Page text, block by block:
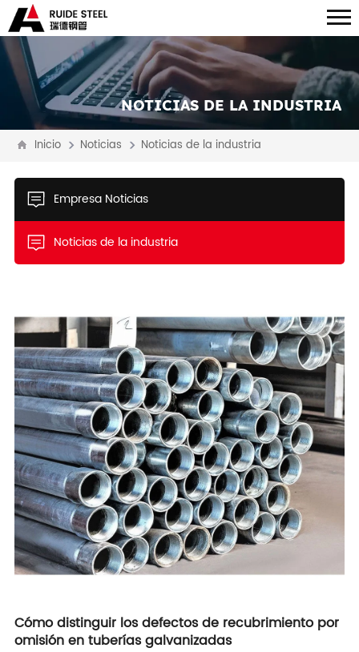
NOTICIAS DE LA INDUSTRIA
Inicio Noticias Noticias de la industria
Empresa Noticias
Noticias de la industria
Cómo distinguir los defectos de recubrimiento por
omisión en tuberías galvanizadas